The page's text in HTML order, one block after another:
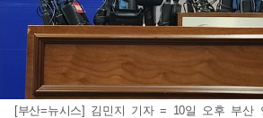
[부산=뉴시스] 김민지 기자 = 10일 오후 부산